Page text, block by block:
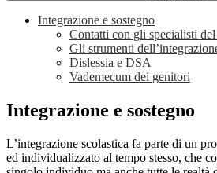
Integrazione e sostegno
Contatti con gli specialisti
Gli strumenti
Dislessia e DSA
Vademecum dei genitori
Integrazione e sostegno
L’integrazione scolastica fa parte di un
ed individualizzato al tempo stesso, che